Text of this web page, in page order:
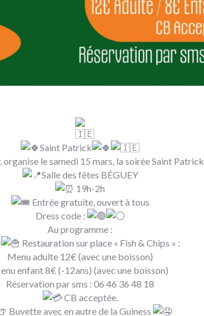
Saint Patrick
organise le samedi 15 mars, la soirée Saint Patrick
Salle des fêtes BÉGUEY
19h-2h
Entrée gratuite, ouvert à tous
Dress code :
Au programme :
Restauration sur place « Fish & Chips » :
Menu adulte 12€ (avec une boisson)
enfant 8€ (-12ans) (avec une boisson)
Réservation par sms : 06 46 36 48 18
CB acceptée.
Buvette avec en autre de la Guiness